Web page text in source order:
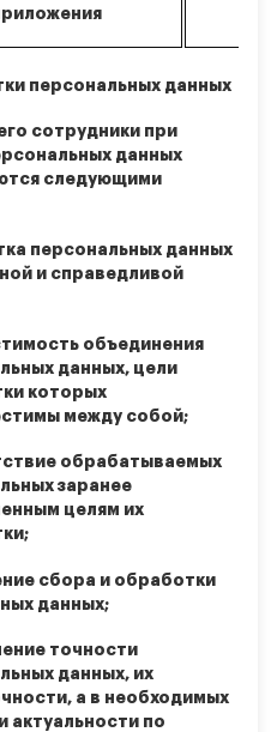
персональных данных
сотрудники при
данных
следующими
персональных данных
и справедливой
объединения
данных, цели
которых
между собой;
обрабатываемых
заранее
целям их
сбора и обработки
данных;
точности
данных, их
а в необходимых
актуальности по